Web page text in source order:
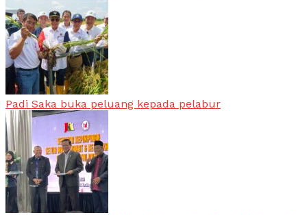
Padi Saka buka peluang kepada pelabur